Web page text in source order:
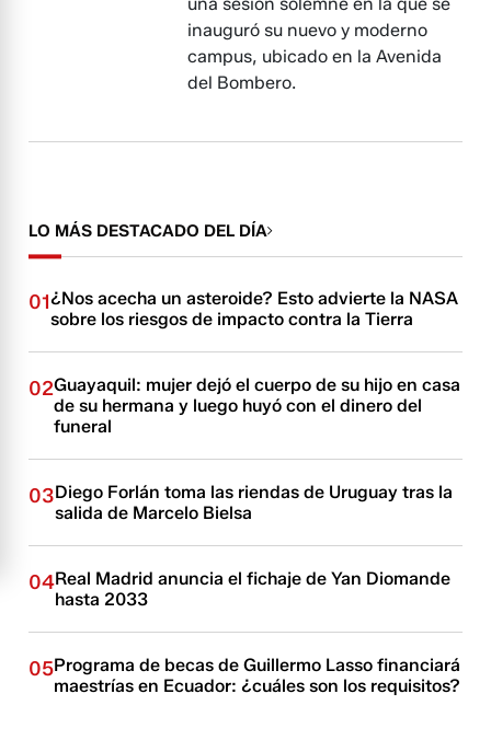
inauguró su nuevo y moderno
campus, ubicado en la Avenida
del Bombero.
LO MÁS DESTACADO DEL DÍA
01¿Nos acecha un asteroide? Esto advierte la NASA
sobre los riesgos de impacto contra la Tierra
02Guayaquil: mujer dejó el cuerpo de su hijo en casa
de su hermana y luego huyó con el dinero del
funeral
03Diego Forlán toma las riendas de Uruguay tras la
salida de Marcelo Bielsa
04Real Madrid anuncia el fichaje de Yan Diomande
hasta 2033
05Programa de becas de Guillermo Lasso financiará
maestrías en Ecuador: ¿cuáles son los requisitos?